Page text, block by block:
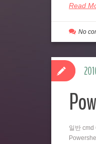
Read
No
일반 cmd